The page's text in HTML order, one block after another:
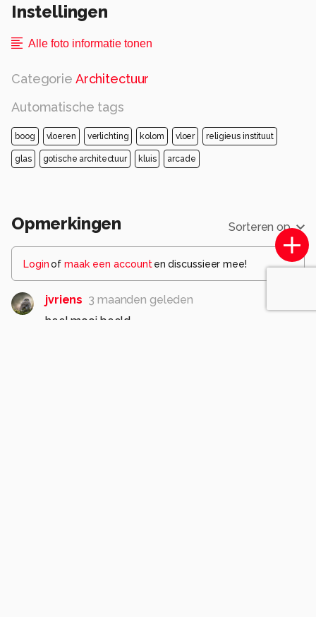
Instellingen
Alle foto informatie tonen
Categorie Architectuur
Automatische tags
boog vloeren verlichting kolom vloer religieus instituut
glas gotische architectuur kluis arcade
Opmerkingen Sorteren op
Loginof maak een account en discussieer mee!
jvriens 3 maanden geleden
heel mooi beeld